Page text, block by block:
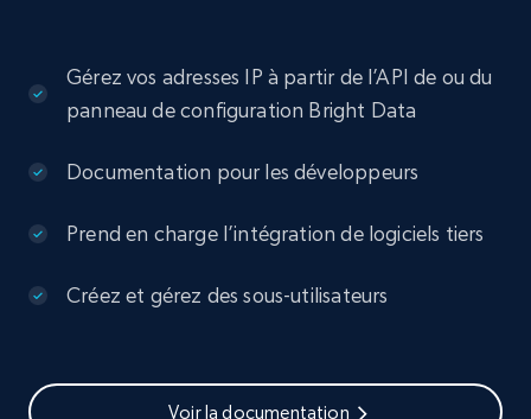
Gérez vos adresses IP à partir de l’API de ou du
panneau de configuration Bright Data
Documentation pour les développeurs
Prend en charge l’intégration de logiciels tiers
Créez et gérez des sous-utilisateurs
Voir la documentation